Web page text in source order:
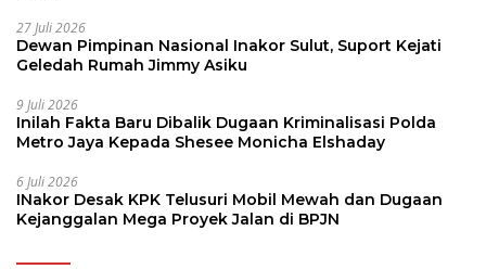
27 Juli 2026
Dewan Pimpinan Nasional Inakor Sulut, Suport Kejati
Geledah Rumah Jimmy Asiku
9 Juli 2026
Inilah Fakta Baru Dibalik Dugaan Kriminalisasi Polda
Metro Jaya Kepada Shesee Monicha Elshaday
6 Juli 2026
INakor Desak KPK Telusuri Mobil Mewah dan Dugaan
Kejanggalan Mega Proyek Jalan di BPJN